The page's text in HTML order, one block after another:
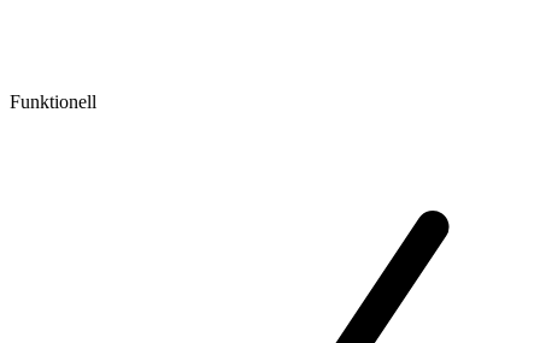
Funktionell